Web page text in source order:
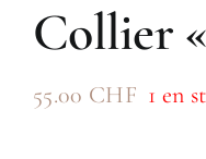
Collier
55.00 CHF 1 en